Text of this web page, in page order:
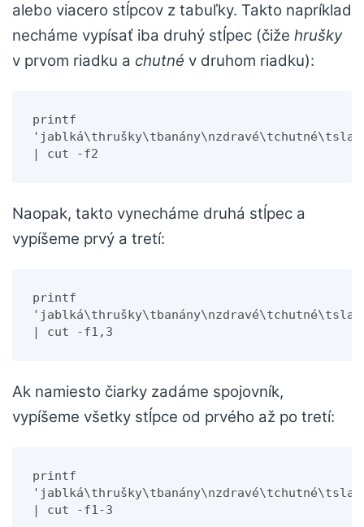
alebo viacero stĺpcov z tabuľky. Takto napríklad
necháme vypísať iba druhý stĺpec (čiže hrušky
v prvom riadku a chutné v druhom riadku):
printf
| cut -f2
Naopak, takto vynecháme druhá stĺpec a
vypíšeme prvý a tretí:
printf
| cut -f1,3
Ak namiesto čiarky zadáme spojovník,
vypíšeme všetky stĺpce od prvého až po tretí:
printf
| cut -f1-3